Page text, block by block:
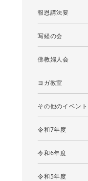
報恩講法要
写経の会
佛教婦人会
ヨガ教室
その他のイベント
令和7年度
令和6年度
令和5年度